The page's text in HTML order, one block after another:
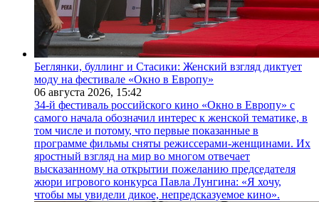
Беглянки, буллинг и Стасики: Женский взгляд диктует
моду на фестивале «Окно в Европу»
06 августа 2026, 15:42
34-й фестиваль российского кино «Окно в Европу» с
самого начала обозначил интерес к женской тематике, в
том числе и потому, что первые показанные в
программе фильмы сняты режиссерами-женщинами. Их
яростный взгляд на мир во многом отвечает
высказанному на открытии пожеланию председателя
жюри игрового конкурса Павла Лунгина: «Я хочу,
чтобы мы увидели дикое, непредсказуемое кино».